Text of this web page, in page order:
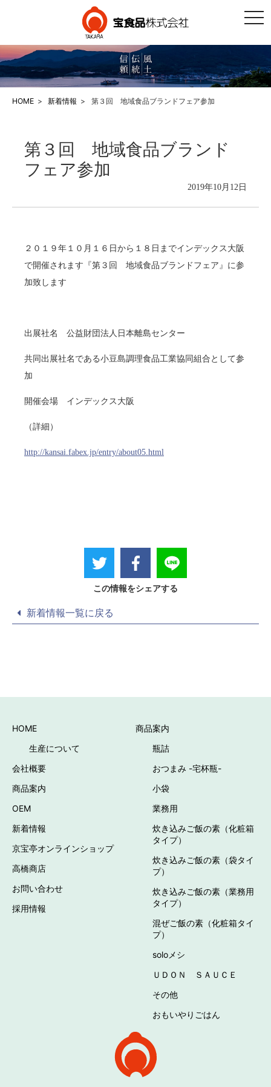
HOME 新着情報 第３回 地域食品ブランドフェア参加
第３回 地域食品ブランド
フェア参加
2019年10月12日
２０１９年１０月１６日から１８日までインデックス大阪
で開催されます『第３回 地域食品ブランドフェア』に参
加致します
出展社名 公益財団法人日本離島センター
共同出展社名である小豆島調理食品工業協同組合として参
加
開催会場 インデックス大阪
（詳細）
http://kansai.fabex.jp/entry/about05.html
この情報をシェアする
新着情報一覧に戻る
HOME
生産について
会社概要
商品案内
OEM
新着情報
京宝亭オンラインショップ
高橋商店
お問い合わせ
採用情報
商品案内
瓶詰
おつまみ -宅杯瓶-
小袋
業務用
炊き込みご飯の素（化粧箱
タイプ）
炊き込みご飯の素（袋タイ
プ）
炊き込みご飯の素（業務用
タイプ）
混ぜご飯の素（化粧箱タイ
プ）
soloメシ
ＵＤＯＮ ＳＡＵＣＥ
その他
おもいやりごはん